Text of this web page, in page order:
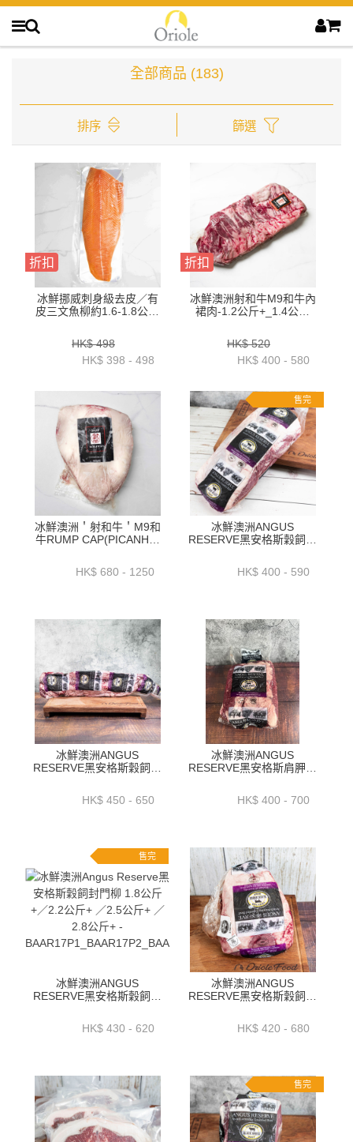
全部商品 (183)
排序 篩選
折扣
冰鮮挪威刺身級去皮／有
皮三文魚柳約1.6-1.8公斤
ZFSAF01S／ZFSAFS1P
HK$ 498
HK$ 398 - 498
折扣
冰鮮澳洲射和牛M9和牛內
裙肉-1.2公斤+_1.4公斤
BAWP41P1.P2.P3.P4
HK$ 520
HK$ 400 - 580
冰鮮澳洲＇射和牛＇M9和
牛RUMP CAP(PICANHA)
斤+_ 2.5公斤+_包-
BARC02P1.2.3.4
HK$ 680 - 1250
售完
冰鮮澳洲ANGUS
RESERVE黑安格斯穀飼牛
+_2.7公斤+_2.9公斤+ -
BAAR16P
HK$ 400 - 590
冰鮮澳洲ANGUS
RESERVE黑安格斯穀飼外
+_ 2.3公斤+-BAAR02P
HK$ 450 - 650
冰鮮澳洲ANGUS
RESERVE黑安格斯肩胛翼
1.3公斤+ _ 1.7公斤+_ 2公
斤+_ 2.3公斤+--BAAR10P
HK$ 400 - 700
售完
冰鮮澳洲ANGUS
RESERVE黑安格斯穀飼封
／2.5公斤+ ／2.8公斤+ -
BAAR17P1_BAAR17P2_BAAR17P3
HK$ 430 - 620
冰鮮澳洲ANGUS
RESERVE黑安格斯穀飼牛
1.5_1.9_2.3_2.6公斤-
BAAR06P1-4
HK$ 420 - 680
售完